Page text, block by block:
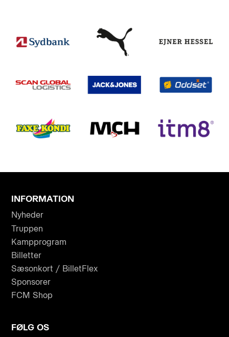
INFORMATION
Nyheder
Truppen
Kampprogram
Billetter
Sæsonkort / BilletFlex
Sponsorer
FCM Shop
FØLG OS